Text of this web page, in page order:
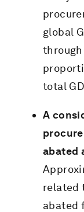
global
total
A
abated
related
abated